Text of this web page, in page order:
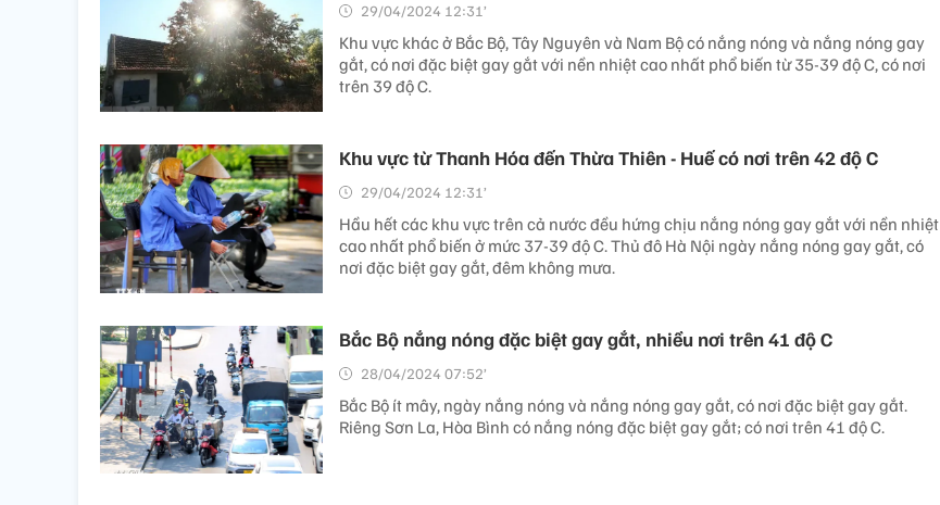
29/04/2024 12:31’
Khu vực khác ở Bắc Bộ, Tây Nguyên và Nam Bộ có nắng nóng và nắng nóng gay
gắt, có nơi đặc biệt gay gắt với nền nhiệt cao nhất phổ biến từ 35-39 độ C, có nơi
trên 39 độ C.
Khu vực từ Thanh Hóa đến Thừa Thiên - Huế có nơi trên 42 độ C
29/04/2024 12:31’
Hầu hết các khu vực trên cả nước đều hứng chịu nắng nóng gay gắt với nền nhiệt
cao nhất phổ biến ở mức 37-39 độ C. Thủ đô Hà Nội ngày nắng nóng gay gắt, có
nơi đặc biệt gay gắt, đêm không mưa.
Bắc Bộ nắng nóng đặc biệt gay gắt, nhiều nơi trên 41 độ C
28/04/2024 07:52’
Bắc Bộ ít mây, ngày nắng nóng và nắng nóng gay gắt, có nơi đặc biệt gay gắt.
Riêng Sơn La, Hòa Bình có nắng nóng đặc biệt gay gắt; có nơi trên 41 độ C.